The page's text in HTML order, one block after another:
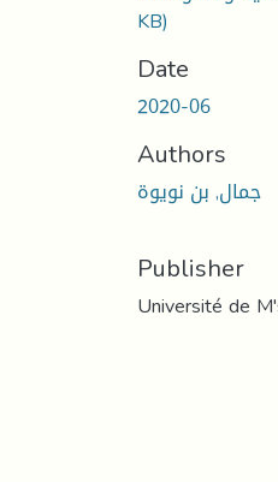
KB)
Date
2020-06
Authors
جمال, بن نويوة
Publisher
Université de